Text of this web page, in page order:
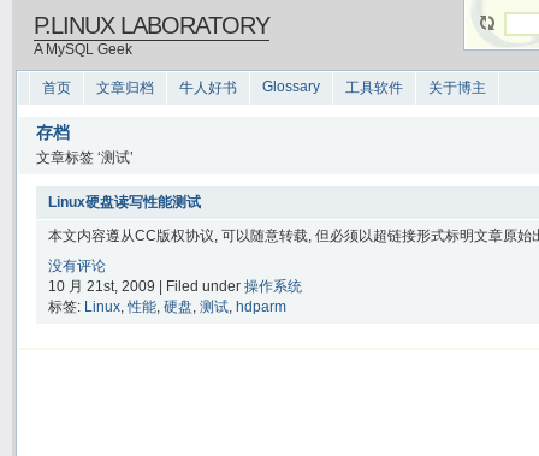
P.LINUX LABORATORY
A MySQL Geek
首页 文章归档 牛人好书 Glossary 工具软件 关于博主
存档
文章标签 ‘测试’
Linux硬盘读写性能测试
本文内容遵从CC版权协议, 可以随意转载, 但必须以超链接形式标明文章原
没有评论
10 月 21st, 2009 | Filed under 操作系统
标签: Linux,性能, 硬盘, 测试, hdparm